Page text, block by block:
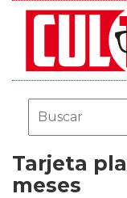
Tarjeta
meses